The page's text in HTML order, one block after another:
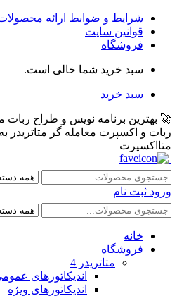
شرایط و ضوابط ارائه
قوانین سایت
فروشگاه
سبد خرید شما خالی است.
سبد خرید
🚀 بهترین برنامه نویس و طراح
متااکسپرت
ورود ثبت نام
خانه
فروشگاه
متاتريدر 4
اندیکاتورهای
اندیکاتورهای ویژه